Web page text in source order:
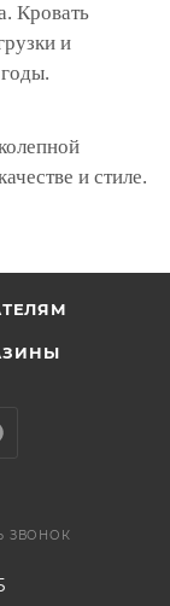
Кровать
и
и стиле.
ЗВОНОК